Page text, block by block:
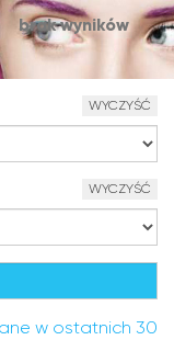
brak wyników
WYCZYŚĆ
WYCZYŚĆ
w ostatnich 30